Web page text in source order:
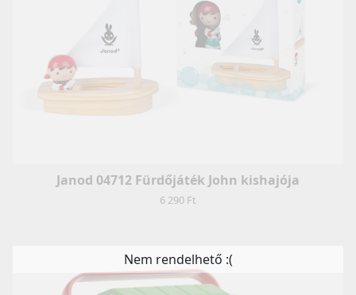
Janod 04712 Fürdőjáték John kishajója
6 290 Ft
Nem rendelhető :(